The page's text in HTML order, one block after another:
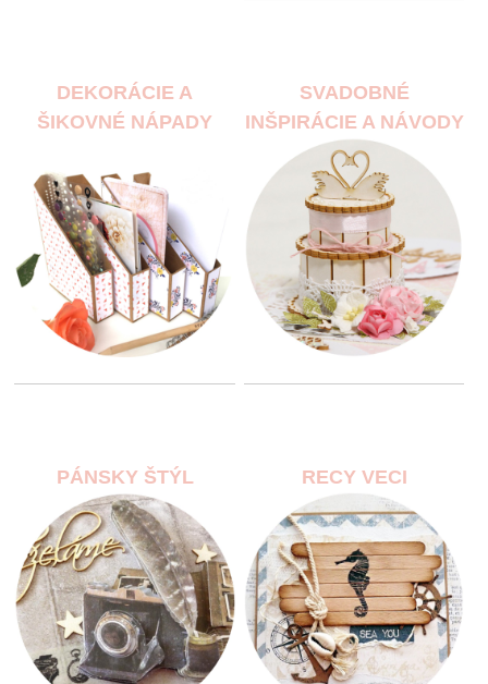
DEKORÁCIE A
ŠIKOVNÉ NÁPADY
SVADOBNÉ
INŠPIRÁCIE A NÁVODY
PÁNSKY ŠTÝL RECY VECI